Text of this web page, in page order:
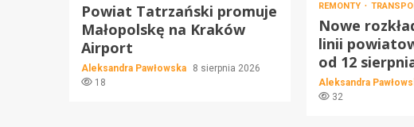
Powiat Tatrzański promuje
Małopolskę na Kraków
Airport
Aleksandra Pawłowska
8 sierpnia 2026
18
REMONTY
Nowe
linii
od 12
Aleksandra
32